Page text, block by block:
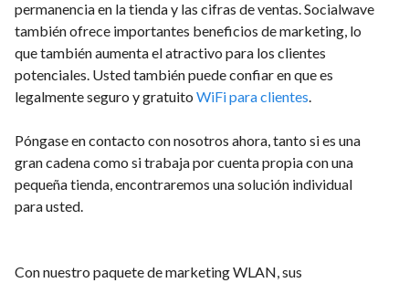
permanencia en la tienda y las cifras de ventas. Socialwave
también ofrece importantes beneficios de marketing, lo
que también aumenta el atractivo para los clientes
potenciales. Usted también puede confiar en que es
legalmente seguro y gratuito WiFi para clientes.
Póngase en contacto con nosotros ahora, tanto si es una
gran cadena como si trabaja por cuenta propia con una
pequeña tienda, encontraremos una solución individual
para usted.
Con nuestro paquete de marketing WLAN, sus